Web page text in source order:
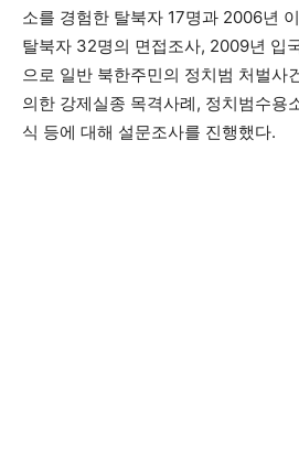
소를 경험한 탈북자 17명과 2006년
탈북자 32명의 면접조사, 2009년 입
으로 일반 북한주민의 정치범 처벌사
의한 강제실종 목격사례, 정치범수용
식 등에 대해 설문조사를 진행했다.